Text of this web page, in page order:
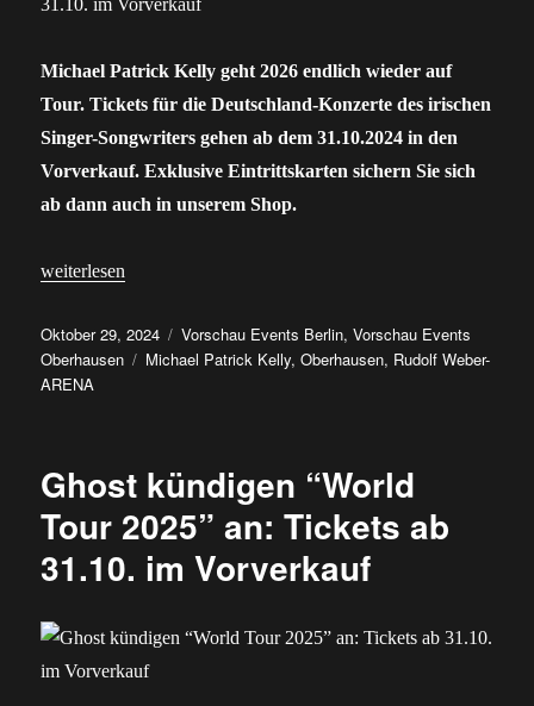
Michael Patrick Kelly geht 2026 endlich wieder auf
Tour. Tickets für die Deutschland-Konzerte des irischen
Singer-Songwriters gehen ab dem 31.10.2024 in den
Vorverkauf. Exklusive Eintrittskarten sichern Sie sich
ab dann auch in unserem Shop.
„Michael Patrick Kelly: Tickets für die Tour 2026 ab 31.10. im
weiterlesen
Veröffentlicht
am
Oktober 29, 2024 Kategorien
Vorschau Events Berlin,Vorschau Events
Oberhausen
Schlagwörter
Michael Patrick Kelly,Oberhausen, Rudolf Weber-
ARENA
Ghost kündigen “World
Tour 2025” an: Tickets ab
31.10. im Vorverkauf